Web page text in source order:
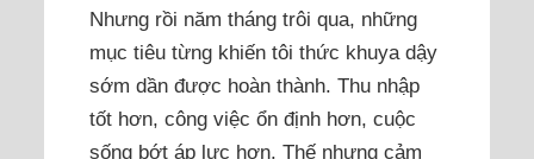
Nhưng rồi năm tháng trôi qua, những
mục tiêu từng khiến tôi thức khuya dậy
sớm dần được hoàn thành. Thu nhập
tốt hơn, công việc ổn định hơn, cuộc
sống bớt áp lực hơn. Thế nhưng cảm